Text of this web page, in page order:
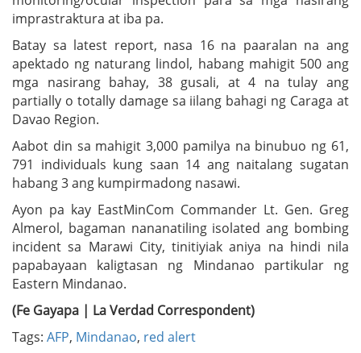
imprastraktura at iba pa.
Batay sa latest report, nasa 16 na paaralan na ang
apektado ng naturang lindol, habang mahigit 500 ang
mga nasirang bahay, 38 gusali, at 4 na tulay ang
partially o totally damage sa iilang bahagi ng Caraga at
Davao Region.
Aabot din sa mahigit 3,000 pamilya na binubuo ng 61,
791 individuals kung saan 14 ang naitalang sugatan
habang 3 ang kumpirmadong nasawi.
Ayon pa kay EastMinCom Commander Lt. Gen. Greg
Almerol, bagaman nananatiling isolated ang bombing
incident sa Marawi City, tinitiyiak aniya na hindi nila
papabayaan kaligtasan ng Mindanao partikular ng
Eastern Mindanao.
(Fe Gayapa | La Verdad Correspondent)
Tags: AFP, Mindanao, red alert